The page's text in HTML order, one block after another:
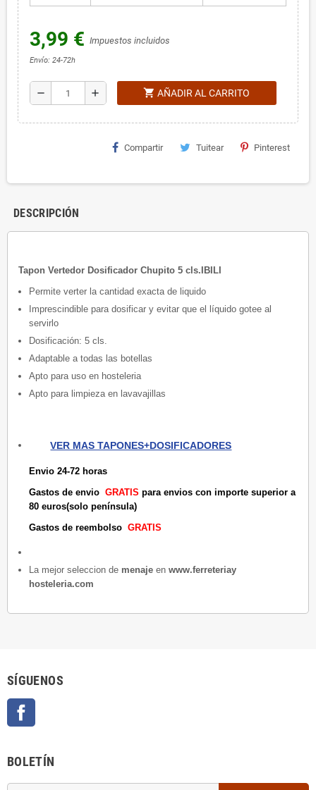
3,99 € Impuestos incluidos
Envío: 24-72h
remove add shopping_cart AÑADIR AL CARRITO
Compartir Tuitear Pinterest
DESCRIPCIÓN
Tapon Vertedor Dosificador Chupito 5 cls.IBILI
Permite verter la cantidad exacta de liquido
Imprescindible para dosificar y evitar que el líquido gotee al
servirlo
Dosificación: 5 cls.
Adaptable a todas las botellas
Apto para uso en hosteleria
Apto para limpieza en lavavajillas
VER MAS TAPONES+DOSIFICADORES
Envio 24-72 horas
Gastos de envio GRATIS para envios con importe superior a
80 euros(solo península)
Gastos de reembolso GRATIS
La mejor seleccion de menaje en www.ferreteriay
hosteleria.com
SÍGUENOS
BOLETÍN